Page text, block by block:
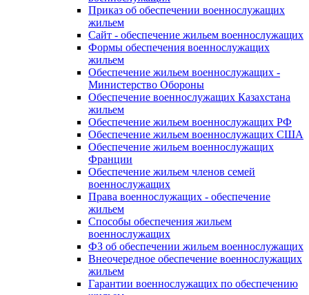
Приказ об обеспечении военнослужащих
жильем
Сайт - обеспечение жильем военнослужащих
Формы обеспечения военнослужащих
жильем
Обеспечение жильем военнослужащих -
Министерство Обороны
Обеспечение военнослужащих Казахстана
жильем
Обеспечение жильем военнослужащих РФ
Обеспечение жильем военнослужащих США
Обеспечение жильем военнослужащих
Франции
Обеспечение жильем членов семей
военнослужащих
Права военнослужащих - обеспечение
жильем
Способы обеспечения жильем
военнослужащих
ФЗ об обеспечении жильем военнослужащих
Внеочередное обеспечение военнослужащих
жильем
Гарантии военнослужащих по обеспечению